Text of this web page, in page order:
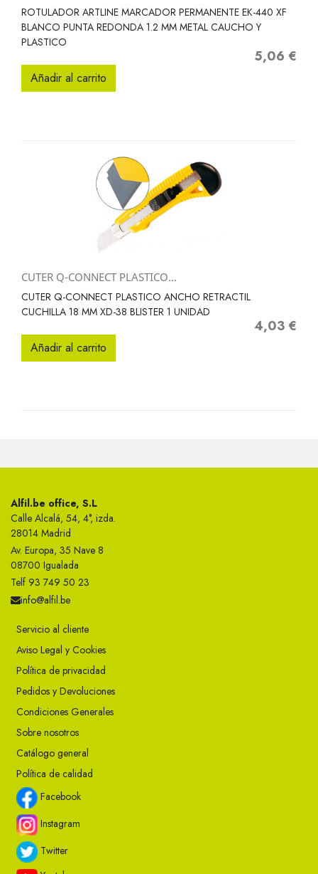
ROTULADOR ARTLINE MARCADOR PERMANENTE EK-440 XF
BLANCO PUNTA REDONDA 1.2 MM METAL CAUCHO Y
PLASTICO
Precio
5,06 €
Añadir al carrito
CUTER Q-CONNECT PLASTICO...
CUTER Q-CONNECT PLASTICO ANCHO RETRACTIL
CUCHILLA 18 MM XD-38 BLISTER 1 UNIDAD
Precio
4,03 €
Añadir al carrito
Alfil.be office, S.L
Calle Alcalá, 54, 4°, izda.
28014 Madrid
Av. Europa, 35 Nave 8
08700 Igualada
Telf 93 749 50 23
info@alfil.be
Servicio al cliente
Aviso Legal y Cookies
Política de privacidad
Pedidos y Devoluciones
Condiciones Generales
Sobre nosotros
Catálogo general
Política de calidad
Facebook
Instagram
Twitter